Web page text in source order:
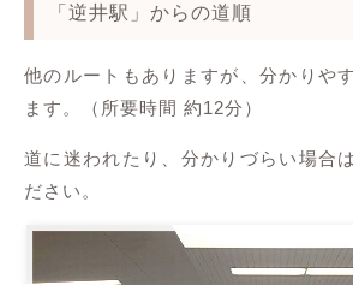
「逆井駅」からの道順
他のルートもありますが、分かりや
ます。（所要時間 約12分）
道に迷われたり、分かりづらい場合
ださい。